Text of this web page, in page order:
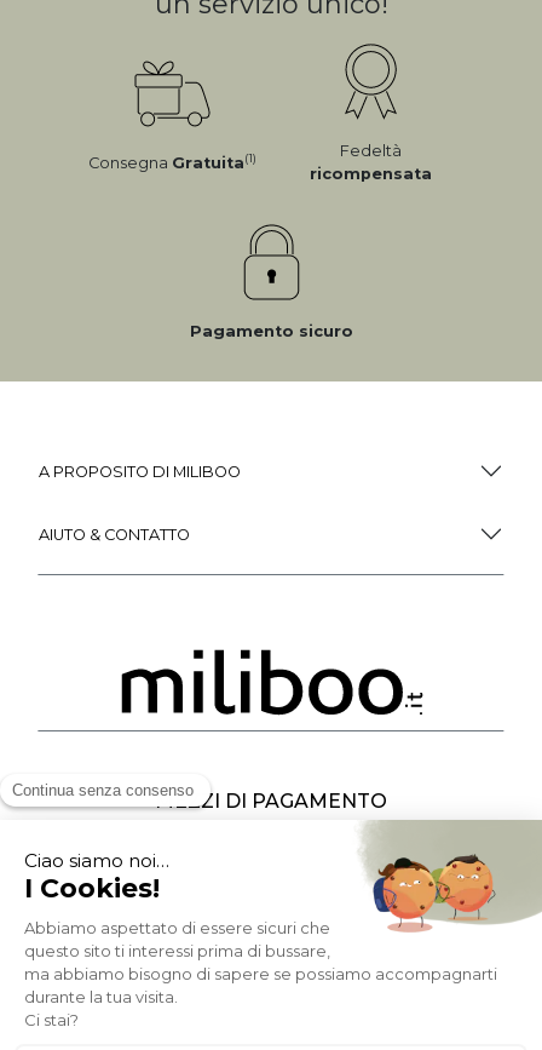
Consegna Gratuita(1)
Fedeltà
ricompensata
Pagamento sicuro
A PROPOSITO DI MILIBOO
AIUTO & CONTATTO
MEZZI DI PAGAMENTO
SOCIAL NETWORK